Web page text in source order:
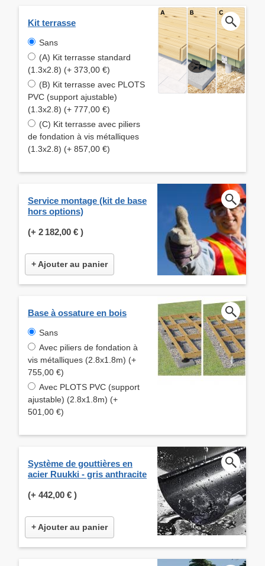
Kit terrasse
Sans
(A) Kit terrasse standard
(1.3x2.8) (+ 373,00 €)
(B) Kit terrasse avec PLOTS
PVC (support ajustable)
(1.3x2.8) (+ 777,00 €)
(C) Kit terrasse avec piliers
de fondation à vis métalliques
(1.3x2.8) (+ 857,00 €)
Service montage (kit de base
hors options)
(+ 2 182,00 € )
+ Ajouter au panier
Base à ossature en bois
Sans
Avec piliers de fondation à
vis métalliques (2.8x1.8m) (+
755,00 €)
Avec PLOTS PVC (support
ajustable) (2.8x1.8m) (+
501,00 €)
Système de gouttières en
acier Ruukki - gris anthracite
(+ 442,00 € )
+ Ajouter au panier